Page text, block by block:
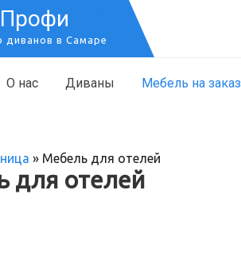
диванов в Самаре
О нас Диваны Мебель на заказ
» Мебель для отелей
для отелей